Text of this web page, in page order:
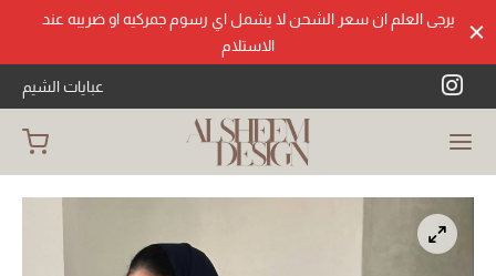
يرجى العلم ان سعر الشحن لا يشمل اي رسوم جمركيه او ضريبه عند
الاستلام
عبايات الشيم